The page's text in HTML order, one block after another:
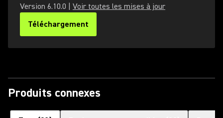
Version 6.10.0
Voir toutes les mises à jour
Téléchargement
(Opens in a new tab)
Produits connexes